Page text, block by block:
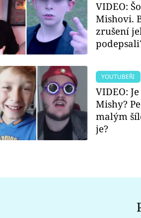
VIDEO:
Mishovi.
zrušení
YOUTUBEŘI
VIDEO:
Mishy?
malým
je?